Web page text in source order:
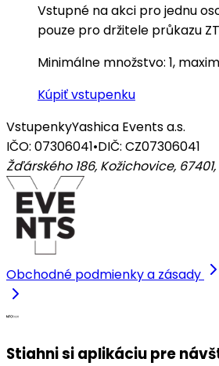
Vstupné na akci pro jednu
pouze pro držitele průkazu
Minimálne množstvo: 1,
Kúpiť vstupenku
VstupenkyYashica Events a.s.
IČO: 07306041•DIČ: CZ07306041
Žďárského 186, Kožichovice, 67401,
Obchodné podmienky a zásady
Stiahni si aplikáciu pre